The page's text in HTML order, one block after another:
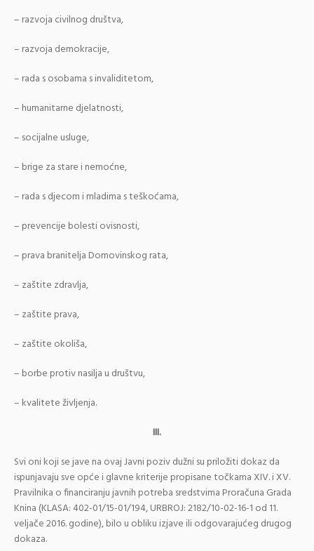
– razvoja civilnog društva,
– razvoja demokracije,
– rada s osobama s invaliditetom,
– humanitarne djelatnosti,
– socijalne usluge,
– brige za stare i nemoćne,
– rada s djecom i mladima s teškoćama,
– prevencije bolesti ovisnosti,
– prava branitelja Domovinskog rata,
– zaštite zdravlja,
– zaštite prava,
– zaštite okoliša,
– borbe protiv nasilja u društvu,
– kvalitete življenja.
III.
Svi oni koji se jave na ovaj Javni poziv dužni su priložiti dokaz da
ispunjavaju sve opće i glavne kriterije propisane točkama XIV. i XV.
Pravilnika o financiranju javnih potreba sredstvima Proračuna Grada
Knina (KLASA: 402-01/15-01/194, URBROJ: 2182/10-02-16-1 od 11.
veljače 2016. godine), bilo u obliku izjave ili odgovarajućeg drugog
dokaza.